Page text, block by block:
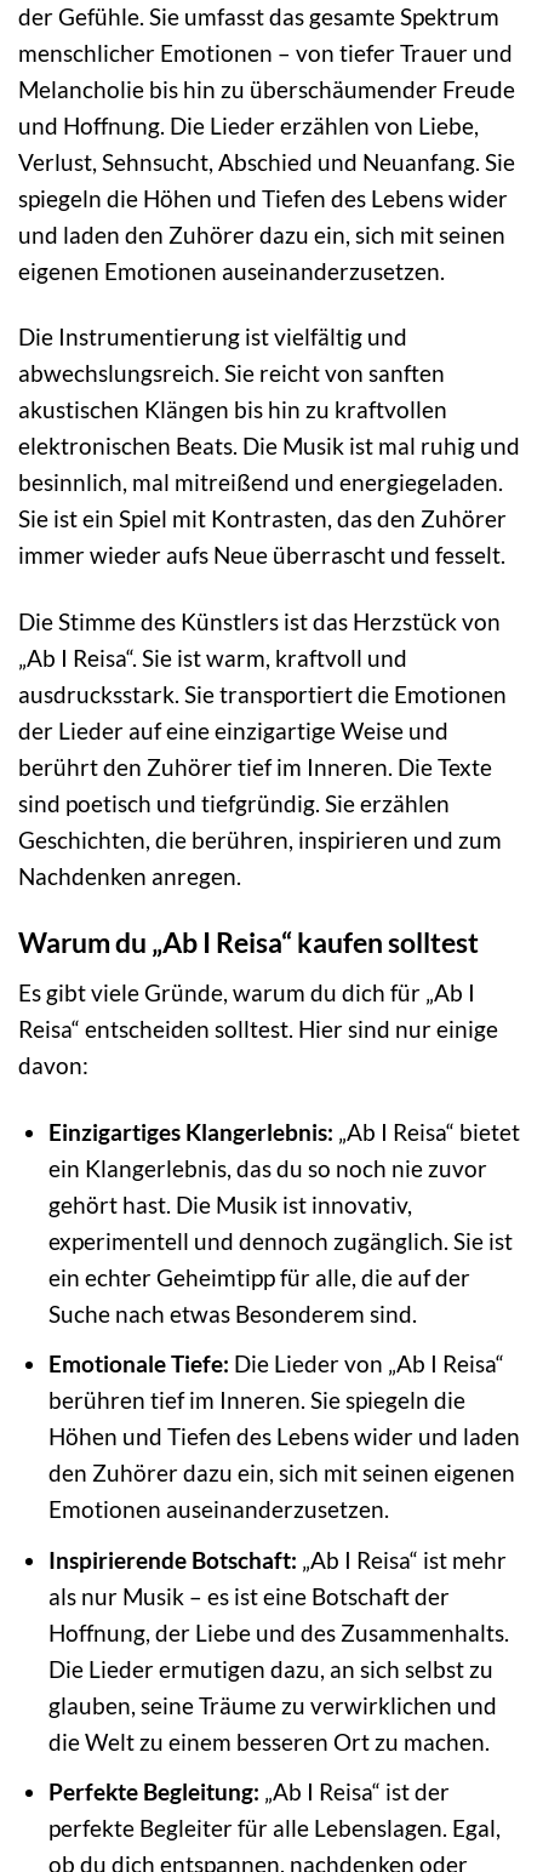
der Gefühle. Sie umfasst das gesamte Spektrum
menschlicher Emotionen – von tiefer Trauer und
Melancholie bis hin zu überschäumender Freude
und Hoffnung. Die Lieder erzählen von Liebe,
Verlust, Sehnsucht, Abschied und Neuanfang. Sie
spiegeln die Höhen und Tiefen des Lebens wider
und laden den Zuhörer dazu ein, sich mit seinen
eigenen Emotionen auseinanderzusetzen.
Die Instrumentierung ist vielfältig und
abwechslungsreich. Sie reicht von sanften
akustischen Klängen bis hin zu kraftvollen
elektronischen Beats. Die Musik ist mal ruhig und
besinnlich, mal mitreißend und energiegeladen.
Sie ist ein Spiel mit Kontrasten, das den Zuhörer
immer wieder aufs Neue überrascht und fesselt.
Die Stimme des Künstlers ist das Herzstück von
„Ab I Reisa“. Sie ist warm, kraftvoll und
ausdrucksstark. Sie transportiert die Emotionen
der Lieder auf eine einzigartige Weise und
berührt den Zuhörer tief im Inneren. Die Texte
sind poetisch und tiefgründig. Sie erzählen
Geschichten, die berühren, inspirieren und zum
Nachdenken anregen.
Warum du „Ab I Reisa“ kaufen solltest
Es gibt viele Gründe, warum du dich für „Ab I
Reisa“ entscheiden solltest. Hier sind nur einige
davon:
Einzigartiges Klangerlebnis: „Ab I Reisa“ bietet
ein Klangerlebnis, das du so noch nie zuvor
gehört hast. Die Musik ist innovativ,
experimentell und dennoch zugänglich. Sie ist
ein echter Geheimtipp für alle, die auf der
Suche nach etwas Besonderem sind.
Emotionale Tiefe: Die Lieder von „Ab I Reisa“
berühren tief im Inneren. Sie spiegeln die
Höhen und Tiefen des Lebens wider und laden
den Zuhörer dazu ein, sich mit seinen eigenen
Emotionen auseinanderzusetzen.
Inspirierende Botschaft: „Ab I Reisa“ ist mehr
als nur Musik – es ist eine Botschaft der
Hoffnung, der Liebe und des Zusammenhalts.
Die Lieder ermutigen dazu, an sich selbst zu
glauben, seine Träume zu verwirklichen und
die Welt zu einem besseren Ort zu machen.
Perfekte Begleitung: „Ab I Reisa“ ist der
perfekte Begleiter für alle Lebenslagen. Egal,
ob du dich entspannen, nachdenken oder